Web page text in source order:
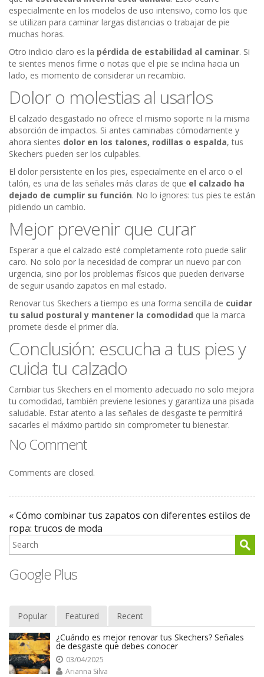
especialmente en los modelos de uso intensivo, como los que
se utilizan para caminar largas distancias o trabajar de pie
muchas horas.
Otro indicio claro es la pérdida de estabilidad al caminar. Si
te sientes menos firme o notas que el pie se inclina hacia un
lado, es momento de considerar un recambio.
Dolor o molestias al usarlos
El calzado desgastado no ofrece el mismo soporte ni la misma
absorción de impactos. Si antes caminabas cómodamente y
ahora sientes dolor en los talones, rodillas o espalda, tus
Skechers pueden ser los culpables.
El dolor persistente en los pies, especialmente en el arco o el
talón, es una de las señales más claras de que el calzado ha
dejado de cumplir su función. No lo ignores: tus pies te están
pidiendo un cambio.
Mejor prevenir que curar
Esperar a que el calzado esté completamente roto puede salir
caro. No solo por la necesidad de comprar un nuevo par con
urgencia, sino por los problemas físicos que pueden derivarse
de seguir usando zapatos en mal estado.
Renovar tus Skechers a tiempo es una forma sencilla de cuidar
tu salud postural y mantener la comodidad que la marca
promete desde el primer día.
Conclusión: escucha a tus pies y
cuida tu calzado
Cambiar tus Skechers en el momento adecuado no solo mejora
tu comodidad, también previene lesiones y garantiza una pisada
saludable. Estar atento a las señales de desgaste te permitirá
sacarles el máximo partido sin comprometer tu bienestar.
No Comment
Comments are closed.
« Cómo combinar tus zapatos con diferentes estilos de
ropa: trucos de moda
Google Plus
Popular Featured
Recent
¿Cuándo es mejor renovar tus Skechers? Señales
de desgaste que debes conocer
03/04/2025
Arianna Silva